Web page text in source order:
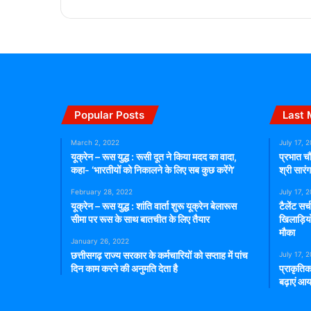
Popular Posts
March 2, 2022
यूक्रेन – रूस युद्ध : रूसी दूत ने किया मदद का वादा,
कहा- ‘भारतीयों को निकालने के लिए सब कुछ करेंगे’
February 28, 2022
यूक्रेन – रूस युद्ध : शांति वार्ता शुरू यूक्रेन बेलारूस
सीमा पर रूस के साथ बातचीत के लिए तैयार
January 26, 2022
छत्तीसगढ़ राज्य सरकार के कर्मचारियों को सप्ताह में पांच
दिन काम करने की अनुमति देता है
Last
July 17,
प्रभात
श्री
July 17,
टैलेंट
मौका
July 17,
बढ़ाएं